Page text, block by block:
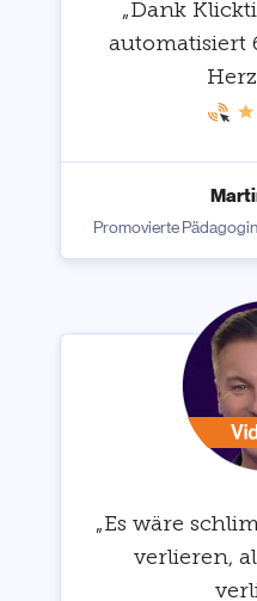
„Dank
automatisiert
Promovierte
„Es wäre
verlieren,